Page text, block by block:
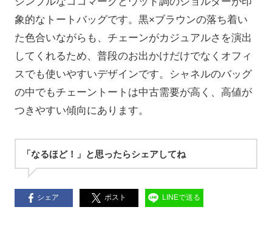
象的なトートバッグです。黒×ブラウンの落ち着い
た色合いながらも、チェーンがカジュアルさを演出
してくれるため、普段のお出かけだけでなくオフィ
スでも使いやすいデザインです。シャネルのバッグ
の中でもチェーントートは中古需要が高く、高値が
つきやすい傾向にあります。
「なるほど！」と思ったらシェアしてね
シェア ポスト LINEで送る